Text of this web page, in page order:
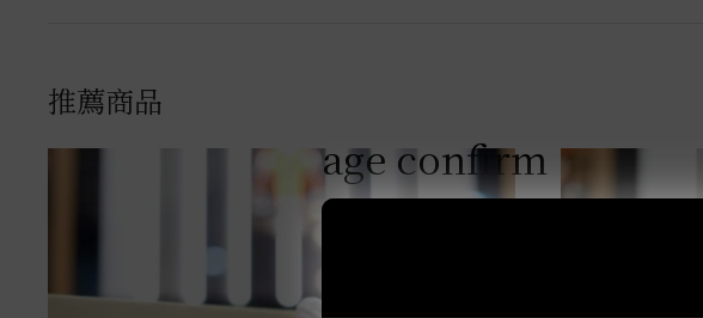
推薦商品
age confirm